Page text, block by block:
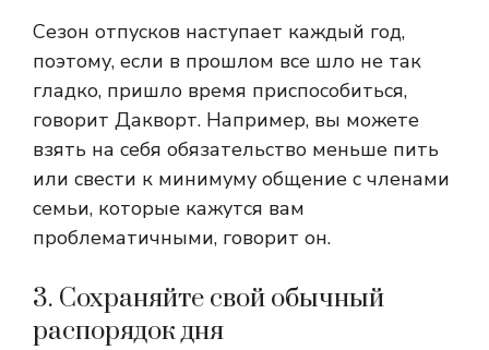
Сезон отпусков наступает каждый год,
поэтому, если в прошлом все шло не так
гладко, пришло время приспособиться,
говорит Дакворт. Например, вы можете
взять на себя обязательство меньше пить
или свести к минимуму общение с членами
семьи, которые кажутся вам
проблематичными, говорит он.
3. Сохраняйте свой обычный
распорядок дня